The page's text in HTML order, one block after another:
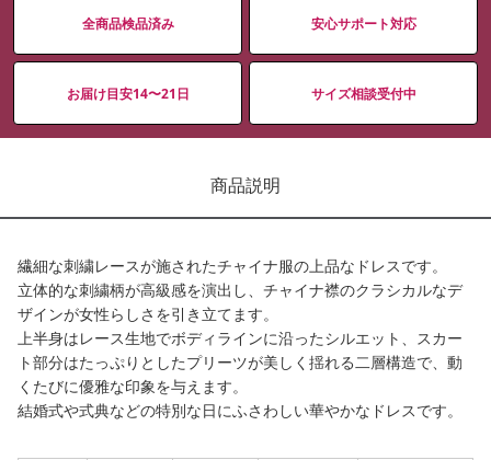
全商品検品済み 安心サポート対応
お届け目安14〜21日 サイズ相談受付中
商品説明
繊細な刺繍レースが施されたチャイナ服の上品なドレスです。
立体的な刺繍柄が高級感を演出し、チャイナ襟のクラシカルなデ
ザインが女性らしさを引き立てます。
上半身はレース生地でボディラインに沿ったシルエット、スカー
ト部分はたっぷりとしたプリーツが美しく揺れる二層構造で、動
くたびに優雅な印象を与えます。
結婚式や式典などの特別な日にふさわしい華やかなドレスです。